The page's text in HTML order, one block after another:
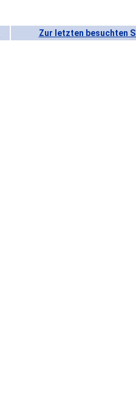
Zur letzten besuchten